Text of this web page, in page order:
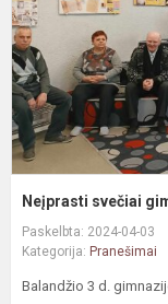
Neįprasti svečiai
Paskelbta: 2024-04-03
Kategorija: Pranešimai
Balandžio 3 d.